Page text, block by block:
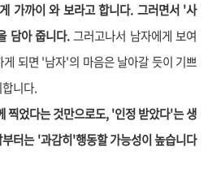
가까이 와 보라고 합니다. 그러면서 '사
담아 줍니다.그러고나서 남자에게 보여
되면 '남자'의 마음은 날아갈 듯이 기쁘
니다.
찍었다는 것만으로도, '인정 받았다'는 생
터는 '과감히'행동할 가능성이 높습니다